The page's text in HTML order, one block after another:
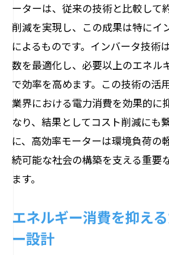
ーターは、従来の技術と比較して
削減を実現し、この成果は特にイ
によるものです。インバータ技術
数を最適化し、必要以上のエネル
で効率を高めます。この技術の活
業界における電力消費を効果的に
なり、結果としてコスト削減にも
に、高効率モーターは環境負荷の
続可能な社会の構築を支える重要
ます。
エネルギー消費を抑え
ー設計